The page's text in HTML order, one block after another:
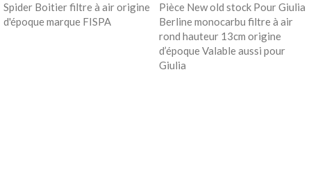
Spider Boitier filtre à air origine
d'époque marque FISPA
Pièce New old stock Pour Giulia
Berline monocarbu filtre à air
rond hauteur 13cm origine
d’époque Valable aussi pour
Giulia